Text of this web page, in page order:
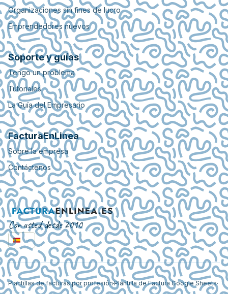
Organizaciones sin fines de lucro
Emprendedores nuevos
Soporte y guías
Tengo un problema
Tutoriales
La Guía del Empresario
FacturaEnLinea
Sobre la empresa
Contáctenos
Con usted desde 2010
Plantillas de facturas por profesiónPlantilla de Factura Google Sheets